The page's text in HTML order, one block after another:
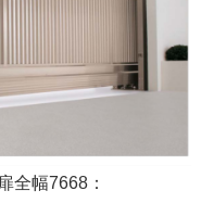
全幅7668：